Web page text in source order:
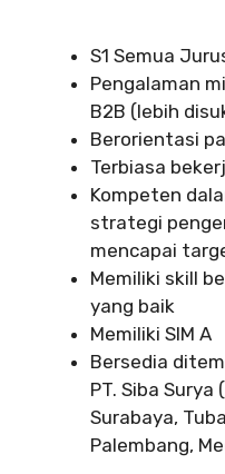
S1 Semua
Pengalaman
B2B (lebih
Berorientasi
Terbiasa
Kompeten
strategi
mencapai
Memiliki skill
yang baik
Memiliki SIM A
Bersedia
PT. Siba
Surabaya,
Palembang,